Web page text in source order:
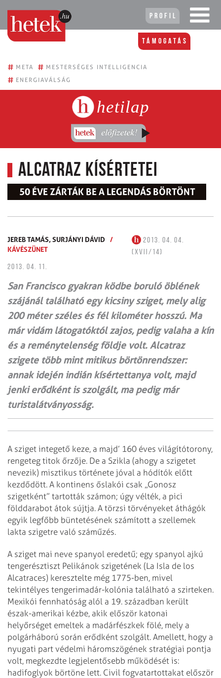
Profil
Támogatás
# META # MESTERSÉGES INTELLIGENCIA
# ENERGIAVÁLSÁG
hetilap
Alcatraz kísértetei
50 ÉVE ZÁRTÁK BE A LEGENDÁS BÖRTÖNT
JEREB TAMÁS,SURJÁNYI DÁVID
/
KÁVÉSZÜNET
2013. 04. 04.
(XVII/14)
2013. 04. 11.
San Francisco gyakran ködbe boruló öblének
szájánál található egy kicsiny sziget, mely alig
200 méter széles és fél kilométer hosszú. Ma
már vidám látogatóktól zajos, pedig valaha a kín
és a reménytelenség földje volt. Alcatraz
szigete több mint mitikus börtönrendszer:
annak idején indián kísértettanya volt, majd
jenki erődként is szolgált, ma pedig már
turistalátványosság.
A sziget integető keze, a majd’ 160 éves világítótorony,
rengeteg titok őrzője. De a Szikla (ahogy a szigetet
nevezik) misztikus története jóval a hódítók előtt
kezdődött. A kontinens őslakói csak „Gonosz
szigetként” tartották számon; úgy vélték, a pici
földdarabot átok sújtja. A törzsi törvényeket áthágók
egyik legfőbb büntetésének számított a szellemek
lakta szigetre való száműzés.
A sziget mai neve spanyol eredetű; egy spanyol ajkú
tengerésztiszt Pelikánok szigetének (La Isla de los
Alcatraces) keresztelte még 1775-ben, mivel
tekintélyes tengeri­­madár-kolónia található a szirteken.
Mexikói fennhatóság alól a 19. században került
észak-amerikai kézbe, akik először katonai
helyőrséget emeltek a madárfészkek fölé, mely a
polgárháború során erődként szolgált. Amellett, hogy a
nyugati part védelmi háromszögének stratégiai pontja
volt, megkezdte legjelentősebb működését is:
hadifoglyok börtöne lett. Civil fogvatartottakat először